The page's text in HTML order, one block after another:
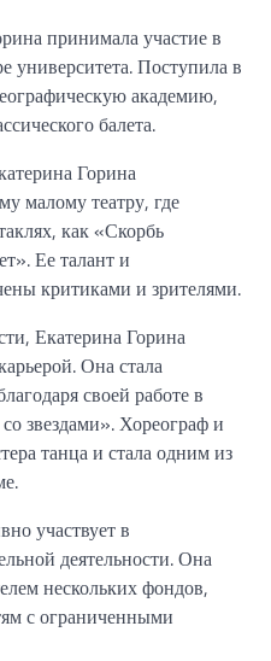
принимала участие в
университета. Поступила в
академию,
балета.
Горина
малому театру, где
как «Скорбь
Ее талант и
критиками и зрителями.
Екатерина Горина
Она стала
своей работе в
звездами». Хореограф и
танца и стала одним из
участвует в
деятельности. Она
нескольких фондов,
с ограниченными